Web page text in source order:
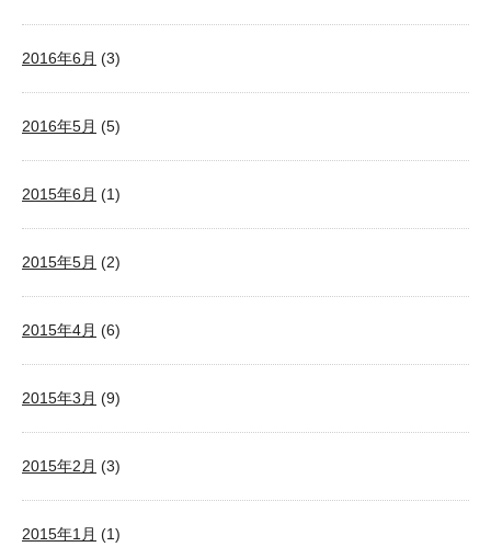
2016年6月 (3)
2016年5月 (5)
2015年6月 (1)
2015年5月 (2)
2015年4月 (6)
2015年3月 (9)
2015年2月 (3)
2015年1月 (1)